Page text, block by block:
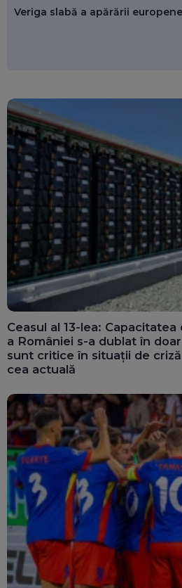
Veriga slabă a apărării europene
Ceasul al 13-lea:
a României s-a dublat în
sunt critice în situații de
cea actuală